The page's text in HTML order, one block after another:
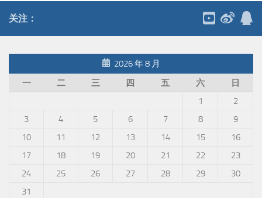
关注：
2026 年 8 月
一
二 三 四 五 六
日
1
2
3
4 5 6 7 8
9
10
11 12 13 14 15
16
17
18 19 20 21 22
23
24
25 26 27 28 29
30
31